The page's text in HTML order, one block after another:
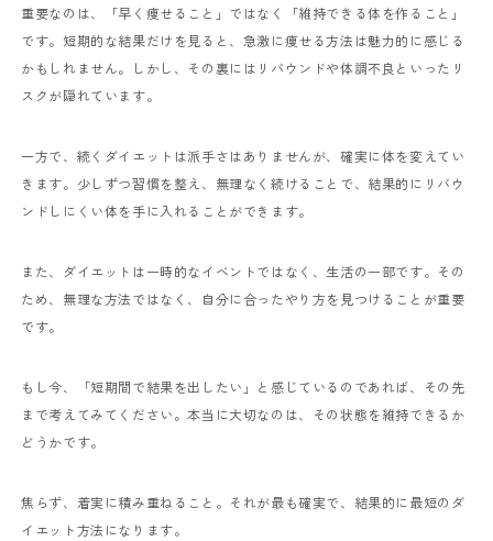
重要なのは、「早く痩せること」ではなく「維持できる体を作ること」
です。短期的な結果だけを見ると、急激に痩せる方法は魅力的に感じる
かもしれません。しかし、その裏にはリバウンドや体調不良といったリ
スクが隠れています。
一方で、続くダイエットは派手さはありませんが、確実に体を変えてい
きます。少しずつ習慣を整え、無理なく続けることで、結果的にリバウ
ンドしにくい体を手に入れることができます。
また、ダイエットは一時的なイベントではなく、生活の一部です。その
ため、無理な方法ではなく、自分に合ったやり方を見つけることが重要
です。
もし今、「短期間で結果を出したい」と感じているのであれば、その先
まで考えてみてください。本当に大切なのは、その状態を維持できるか
どうかです。
焦らず、着実に積み重ねること。それが最も確実で、結果的に最短のダ
イエット方法になります。